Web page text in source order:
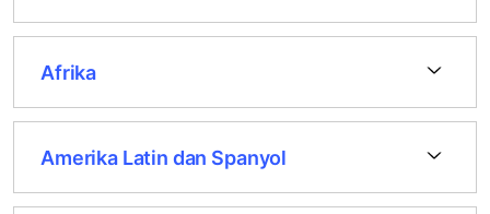
Afrika
Amerika Latin dan Spanyol